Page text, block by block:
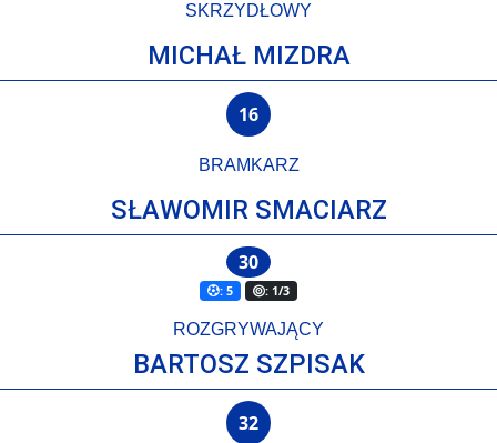
MICHAŁ MIZDRA
SKRZYDŁOWY
SŁAWOMIR SMACIARZ
BRAMKARZ
16
BARTOSZ SZPISAK
ROZGRYWAJĄCY
: 5 : 1/3
30
32